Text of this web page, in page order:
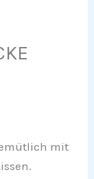
mit